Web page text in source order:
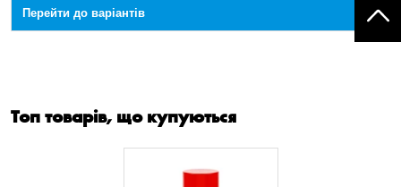
Перейти до варіантів
Топ товарів, що купуються